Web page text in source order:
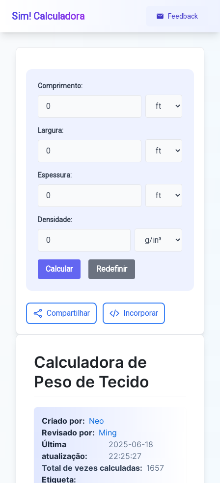
Sim! Calculadora Feedback
Comprimento:
Largura:
Espessura:
Densidade:
Calcular Redefinir
Compartilhar Incorporar
Calculadora de
Peso de Tecido
Criado por: Neo
Revisado por: Ming
Última
atualização:
2025-06-18
22:25:27
Total de vezes calculadas: 1657
Etiqueta: